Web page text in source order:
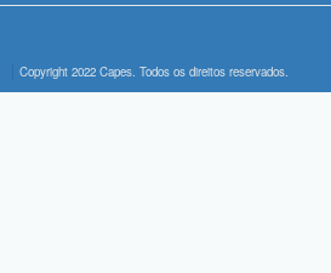
Copyright 2022 Capes. Todos os direitos reservados.